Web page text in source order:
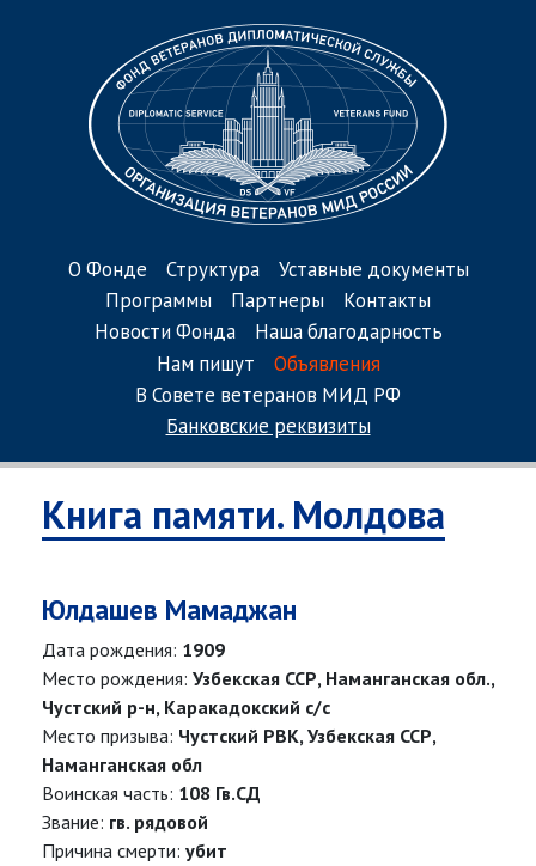
О Фонде Структура
Уставные документы
Программы
Партнеры
Контакты
Новости Фонда
Наша благодарность
Нам пишут
Объявления
В Совете ветеранов МИД РФ
Банковские реквизиты
Книга памяти. Молдова
Юлдашев Мамаджан
Дата рождения: 1909
Место рождения: Узбекская ССР, Наманганская обл.,
Чустский р-н, Каракадокский с/с
Место призыва: Чустский РВК, Узбекская ССР,
Наманганская обл
Воинская часть: 108 Гв.СД
Звание: гв. рядовой
Причина смерти: убит